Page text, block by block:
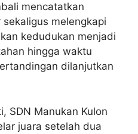
mencatatkan
melengkapi
kedudukan menjadi
hingga waktu
dilanjutkan
SDN Manukan Kulon
juara setelah dua